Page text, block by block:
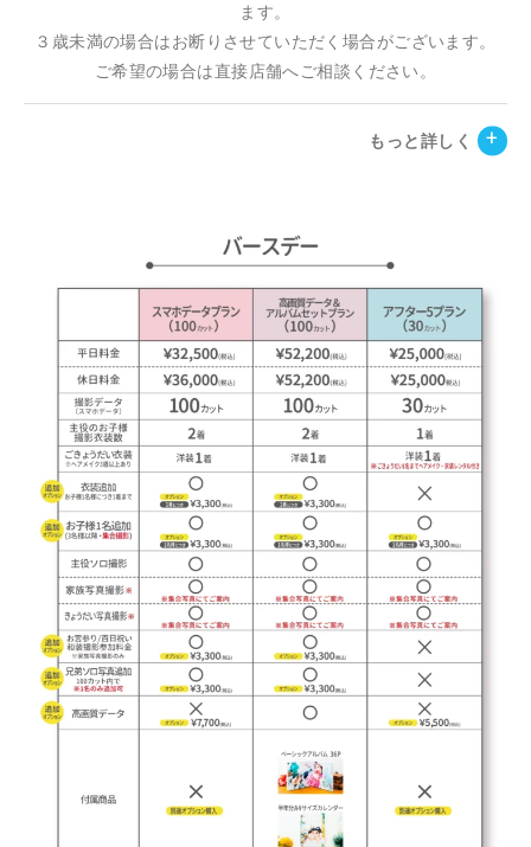
ます。
３歳未満の場合はお断りさせていただく場合がございます。
ご希望の場合は直接店舗へご相談ください。
もっと詳しく